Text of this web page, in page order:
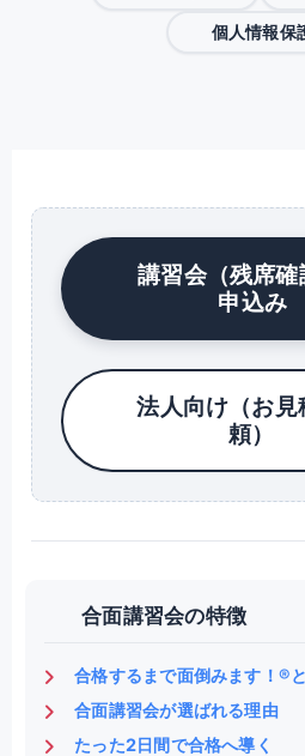
個人情報保
講習会（残席確
申込み
法人向け（お見
頼）
合面講習会の特徴
合格するまで面倒みます！®
合面講習会が選ばれる理由
たった2日間で合格へ導く